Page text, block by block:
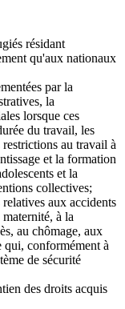
résidant
qu'aux nationaux
par la
la
lorsque ces
du travail, les
restrictions au travail à
et la formation
et la
collectives;
aux accidents
à la
au chômage, aux
qui, conformément à
de sécurité
des droits acquis